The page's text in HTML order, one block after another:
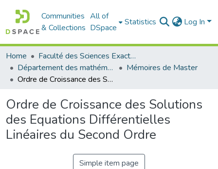
Communities
& Collections
All of
DSpace
Statistics Log In
Home
Faculté des Sciences Exactes et de l'Informatique
Département des mathématiques et informatique
Mémoires de Master
Ordre de Croissance des Solutions des Equations Différentielles Linéaires du Second Ordre
Ordre de Croissance des Solutions
des Equations Différentielles
Linéaires du Second Ordre
Simple item page